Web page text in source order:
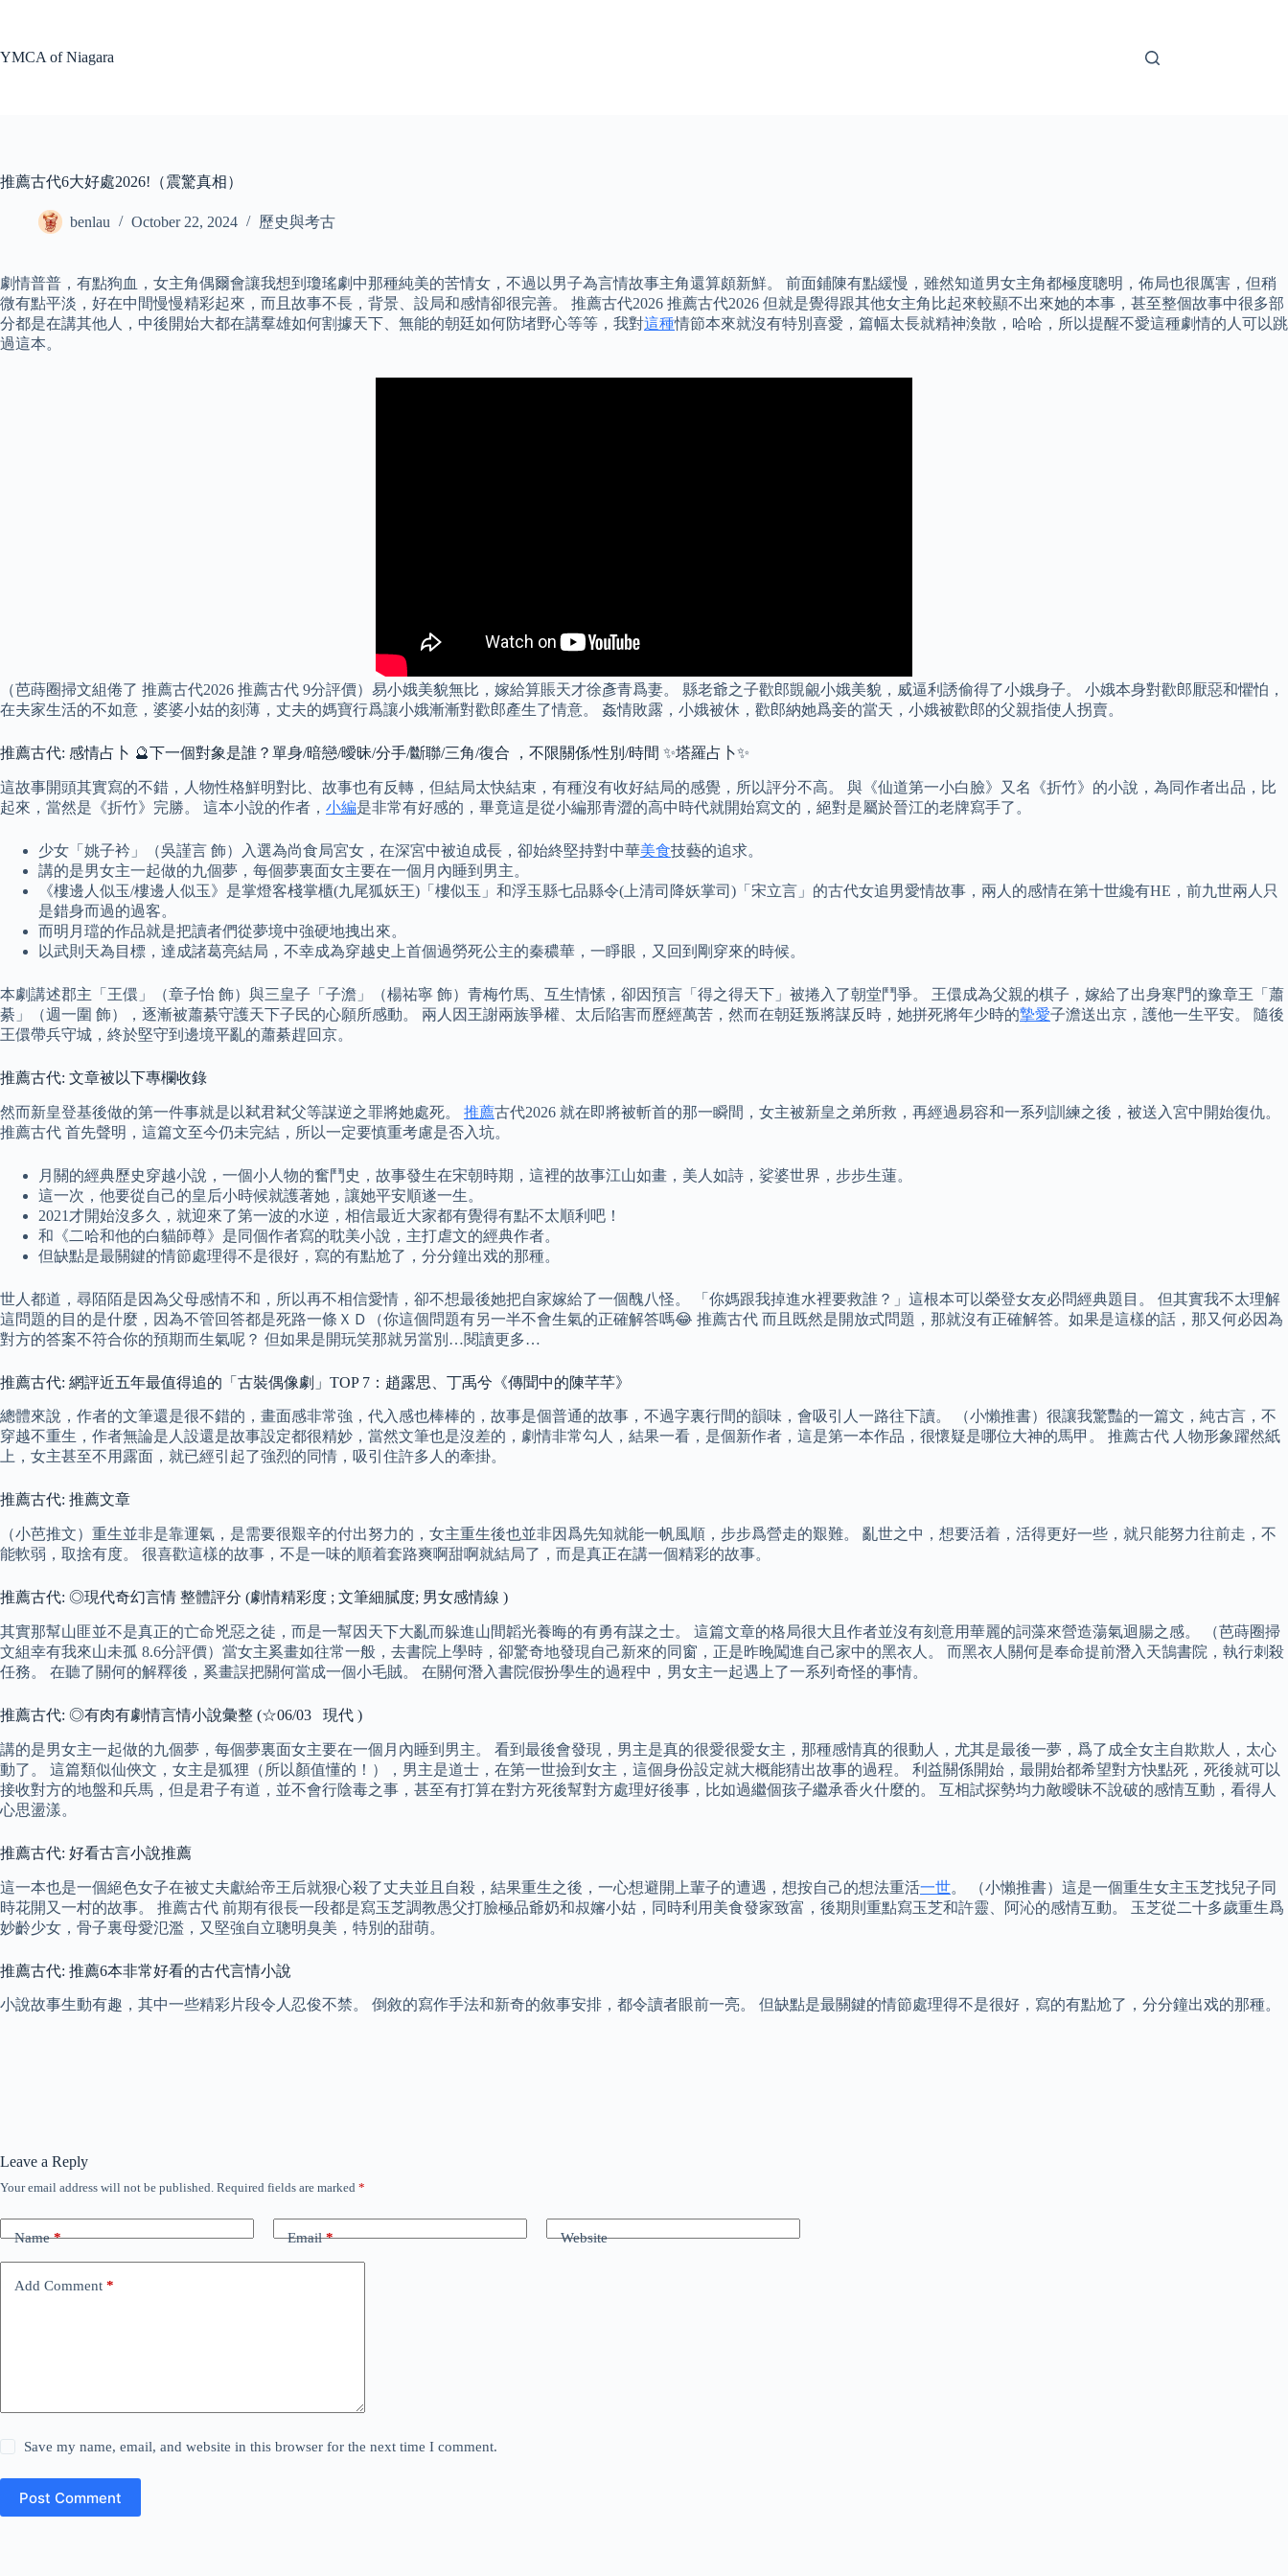
YMCA of Niagara
推薦古代6大好處2026!（震驚真相）
benlau October 22, 2024 歷史與考古
劇情普普，有點狗血，女主角偶爾會讓我想到瓊瑤劇中那種純美的苦情女，不過以男子為言情故事主角還算頗新鮮。 前面鋪陳有點緩慢，雖然知道男女主角都極度聰明，佈局也很厲害，但稍
微有點平淡，好在中間慢慢精彩起來，而且故事不長，背景、設局和感情卻很完善。 推薦古代2026 推薦古代2026 但就是覺得跟其他女主角比起來較顯不出來她的本事，甚至整個故事中很多部
分都是在講其他人，中後開始大都在講羣雄如何割據天下、無能的朝廷如何防堵野心等等，我對這種情節本來就沒有特別喜愛，篇幅太長就精神渙散，哈哈，所以提醒不愛這種劇情的人可以跳
過這本。
（芭蒔圈掃文組倦了 推薦古代2026 推薦古代 9分評價）易小娥美貌無比，嫁給算賬天才徐彥青爲妻。 縣老爺之子歡郎覬覦小娥美貌，威逼利誘偷得了小娥身子。 小娥本身對歡郎厭惡和懼怕，
在夫家生活的不如意，婆婆小姑的刻薄，丈夫的媽寶行爲讓小娥漸漸對歡郎產生了情意。 姦情敗露，小娥被休，歡郎納她爲妾的當天，小娥被歡郎的父親指使人拐賣。
推薦古代: 感情占卜 🔮下一個對象是誰？單身/暗戀/曖昧/分手/斷聯/三角/復合 ，不限關係/性別/時間 ✨塔羅占卜✨
這故事開頭其實寫的不錯，人物性格鮮明對比、故事也有反轉，但結局太快結束，有種沒有收好結局的感覺，所以評分不高。 與《仙道第一小白臉》又名《折竹》的小說，為同作者出品，比
起來，當然是《折竹》完勝。 這本小說的作者， 小編是非常有好感的，畢竟這是從小編那青澀的高中時代就開始寫文的，絕對是屬於晉江的老牌寫手了。
少女「姚子衿」（吳謹言 飾）入選為尚食局宮女，在深宮中被迫成長，卻始終堅持對中華美食技藝的追求。
講的是男女主一起做的九個夢，每個夢裏面女主要在一個月內睡到男主。
《樓邊人似玉/樓邊人似玉》是掌燈客棧掌櫃(九尾狐妖王)「樓似玉」和浮玉縣七品縣令(上清司降妖掌司)「宋立言」的古代女追男愛情故事，兩人的感情在第十世纔有HE，前九世兩人只
是錯身而過的過客。
而明月璫的作品就是把讀者們從夢境中強硬地拽出來。
以武則天為目標，達成諸葛亮結局，不幸成為穿越史上首個過勞死公主的秦穠華，一睜眼，又回到剛穿來的時候。
本劇講述郡主「王儇」（章子怡 飾）與三皇子「子澹」（楊祐寧 飾）青梅竹馬、互生情愫，卻因預言「得之得天下」被捲入了朝堂鬥爭。 王儇成為父親的棋子，嫁給了出身寒門的豫章王「蕭
綦」（週一圍 飾），逐漸被蕭綦守護天下子民的心願所感動。 兩人因王謝兩族爭權、太后陷害而歷經萬苦，然而在朝廷叛將謀反時，她拼死將年少時的摯愛子澹送出京，護他一生平安。 隨後
王儇帶兵守城，終於堅守到邊境平亂的蕭綦趕回京。
推薦古代: 文章被以下專欄收錄
然而新皇登基後做的第一件事就是以弒君弒父等謀逆之罪將她處死。 推薦古代2026 就在即將被斬首的那一瞬間，女主被新皇之弟所救，再經過易容和一系列訓練之後，被送入宮中開始復仇。
推薦古代 首先聲明，這篇文至今仍未完結，所以一定要慎重考慮是否入坑。
月關的經典歷史穿越小說，一個小人物的奮鬥史，故事發生在宋朝時期，這裡的故事江山如畫，美人如詩，娑婆世界，步步生蓮。
這一次，他要從自己的皇后小時候就護著她，讓她平安順遂一生。
2021才開始沒多久，就迎來了第一波的水逆，相信最近大家都有覺得有點不太順利吧！
和《二哈和他的白貓師尊》是同個作者寫的耽美小說，主打虐文的經典作者。
但缺點是最關鍵的情節處理得不是很好，寫的有點尬了，分分鐘出戏的那種。
世人都道，尋陌陌是因為父母感情不和，所以再不相信愛情，卻不想最後她把自家嫁給了一個醜八怪。 「你媽跟我掉進水裡要救誰？」這根本可以榮登女友必問經典題目。 但其實我不太理解
這問題的目的是什麼，因為不管回答都是死路一條ＸＤ（你這個問題有另一半不會生氣的正確解答嗎😂 推薦古代 而且既然是開放式問題，那就沒有正確解答。如果是這樣的話，那又何必因為
對方的答案不符合你的預期而生氣呢？ 但如果是開玩笑那就另當別…閱讀更多…
推薦古代: 網評近五年最值得追的「古裝偶像劇」TOP 7：趙露思、丁禹兮《傳聞中的陳芊芊》
總體來說，作者的文筆還是很不錯的，畫面感非常強，代入感也棒棒的，故事是個普通的故事，不過字裏行間的韻味，會吸引人一路往下讀。 （小懶推書）很讓我驚豔的一篇文，純古言，不
穿越不重生，作者無論是人設還是故事設定都很精妙，當然文筆也是沒差的，劇情非常勾人，結果一看，是個新作者，這是第一本作品，很懷疑是哪位大神的馬甲。 推薦古代 人物形象躍然紙
上，女主甚至不用露面，就已經引起了強烈的同情，吸引住許多人的牽掛。
推薦古代: 推薦文章
（小芭推文）重生並非是靠運氣，是需要很艱辛的付出努力的，女主重生後也並非因爲先知就能一帆風順，步步爲營走的艱難。 亂世之中，想要活着，活得更好一些，就只能努力往前走，不
能軟弱，取捨有度。 很喜歡這樣的故事，不是一味的順着套路爽啊甜啊就結局了，而是真正在講一個精彩的故事。
推薦古代: ◎現代奇幻言情 整體評分 (劇情精彩度 ; 文筆細膩度; 男女感情線 )
其實那幫山匪並不是真正的亡命兇惡之徒，而是一幫因天下大亂而躲進山間韜光養晦的有勇有謀之士。 這篇文章的格局很大且作者並沒有刻意用華麗的詞藻來營造蕩氣迴腸之感。 （芭蒔圈掃
文組幸有我來山未孤 8.6分評價）當女主奚畫如往常一般，去書院上學時，卻驚奇地發現自己新來的同窗，正是昨晚闖進自己家中的黑衣人。 而黑衣人關何是奉命提前潛入天鵠書院，執行刺殺
任務。 在聽了關何的解釋後，奚畫誤把關何當成一個小毛賊。 在關何潛入書院假扮學生的過程中，男女主一起遇上了一系列奇怪的事情。
推薦古代: ◎有肉有劇情言情小說彙整 (☆06/03 現代 )
講的是男女主一起做的九個夢，每個夢裏面女主要在一個月內睡到男主。 看到最後會發現，男主是真的很愛很愛女主，那種感情真的很動人，尤其是最後一夢，爲了成全女主自欺欺人，太心
動了。 這篇類似仙俠文，女主是狐狸（所以顏值懂的！），男主是道士，在第一世撿到女主，這個身份設定就大概能猜出故事的過程。 利益關係開始，最開始都希望對方快點死，死後就可以
接收對方的地盤和兵馬，但是君子有道，並不會行陰毒之事，甚至有打算在對方死後幫對方處理好後事，比如過繼個孩子繼承香火什麼的。 互相試探勢均力敵曖昧不說破的感情互動，看得人
心思盪漾。
推薦古代: 好看古言小說推薦
這一本也是一個絕色女子在被丈夫獻給帝王后就狠心殺了丈夫並且自殺，結果重生之後，一心想避開上輩子的遭遇，想按自己的想法重活一世。 （小懶推書）這是一個重生女主玉芝找兒子同
時花開又一村的故事。 推薦古代 前期有很長一段都是寫玉芝調教愚父打臉極品爺奶和叔嬸小姑，同時利用美食發家致富，後期則重點寫玉芝和許靈、阿沁的感情互動。 玉芝從二十多歲重生爲
妙齡少女，骨子裏母愛氾濫，又堅強自立聰明臭美，特別的甜萌。
推薦古代: 推薦6本非常好看的古代言情小說
小說故事生動有趣，其中一些精彩片段令人忍俊不禁。 倒敘的寫作手法和新奇的敘事安排，都令讀者眼前一亮。 但缺點是最關鍵的情節處理得不是很好，寫的有點尬了，分分鐘出戏的那種。
Leave a Reply
Your email address will not be published. Required fields are marked *
Name* Email* Website
Add Comment *
Save my name, email, and website in this browser for the next time I comment.
Post Comment